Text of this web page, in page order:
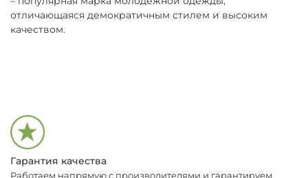
отличающаяся демократичным стилем и высоким
качеством.
Гарантия качества
Работаем напрямую с производителями и гарантируем